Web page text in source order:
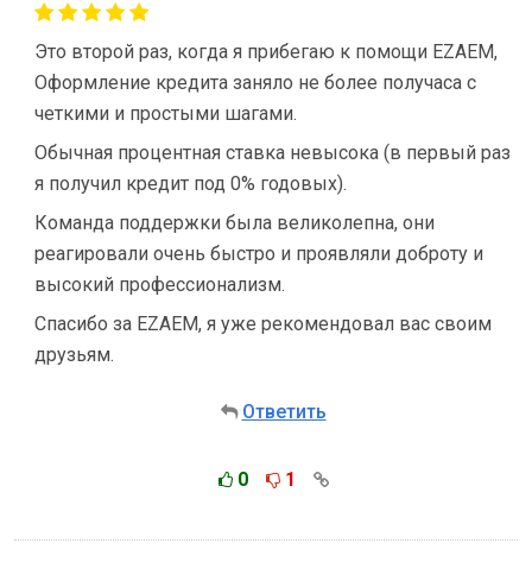
Это второй раз, когда я прибегаю к помощи EZAEM,
Оформление кредита заняло не более получаса с
четкими и простыми шагами.
Обычная процентная ставка невысока (в первый раз
я получил кредит под 0% годовых).
Команда поддержки была великолепна, они
реагировали очень быстро и проявляли доброту и
высокий профессионализм.
Спасибо за EZAEM, я уже рекомендовал вас своим
друзьям.
Ответить
0 1